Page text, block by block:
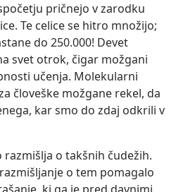
pričnejo v zarodku
Te celice se hitro množijo;
do 250.000! Devet
svet otrok, čigar možgani
učenja. Molekularni
človeške možgane rekel, da
kar smo do zdaj odkrili v
razmišlja o takšnih čudežih.
o tem pomagalo